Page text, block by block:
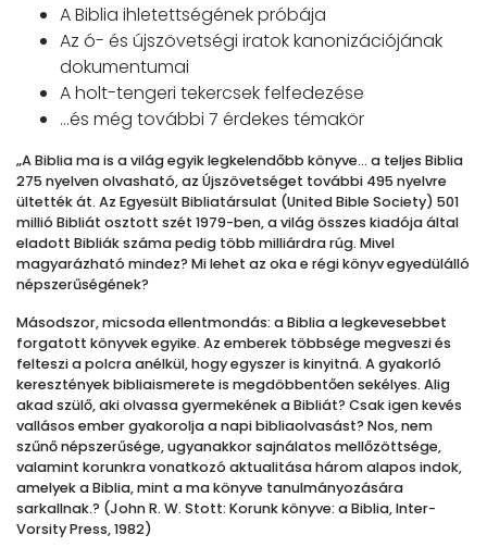
A Biblia ihletettségének próbája
Az ó- és újszövetségi iratok kanonizációjának
dokumentumai
A holt-tengeri tekercsek felfedezése
…és még további 7 érdekes témakör
„A Biblia ma is a világ egyik legkelendőbb könyve… a teljes Biblia
275 nyelven olvasható, az Újszövetséget további 495 nyelvre
ültették át. Az Egyesült Bibliatársulat (United Bible Society) 501
millió Bibliát osztott szét 1979-ben, a világ összes kiadója által
eladott Bibliák száma pedig több milliárdra rúg. Mivel
magyarázható mindez? Mi lehet az oka e régi könyv egyedülálló
népszerűségének?
Másodszor, micsoda ellentmondás: a Biblia a legkevesebbet
forgatott könyvek egyike. Az emberek többsége megveszi és
felteszi a polcra anélkül, hogy egyszer is kinyitná. A gyakorló
keresztények bibliaismerete is megdöbbentően sekélyes. Alig
akad szülő, aki olvassa gyermekének a Bibliát? Csak igen kevés
vallásos ember gyakorolja a napi bibliaolvasást? Nos, nem
szűnő népszerűsége, ugyanakkor sajnálatos mellőzöttsége,
valamint korunkra vonatkozó aktualitása három alapos indok,
amelyek a Biblia, mint a ma könyve tanulmányozására
sarkallnak.? (John R. W. Stott: Korunk könyve: a Biblia, Inter-
Vorsity Press, 1982)